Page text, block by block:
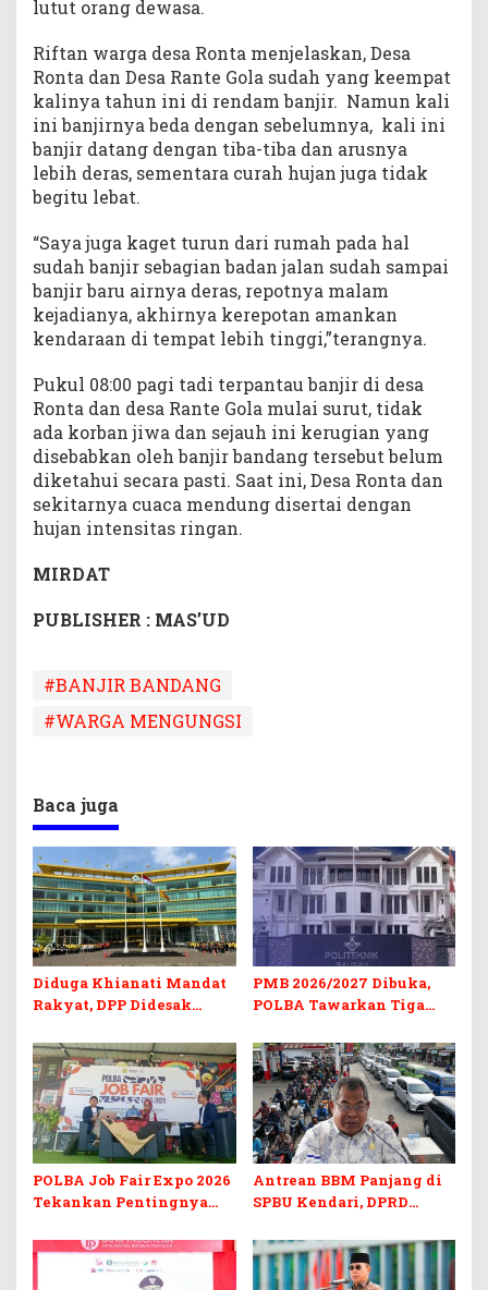
lutut orang dewasa.
Riftan warga desa Ronta menjelaskan, Desa
Ronta dan Desa Rante Gola sudah yang keempat
kalinya tahun ini di rendam banjir. Namun kali
ini banjirnya beda dengan sebelumnya, kali ini
banjir datang dengan tiba-tiba dan arusnya
lebih deras, sementara curah hujan juga tidak
begitu lebat.
“Saya juga kaget turun dari rumah pada hal
sudah banjir sebagian badan jalan sudah sampai
banjir baru airnya deras, repotnya malam
kejadianya, akhirnya kerepotan amankan
kendaraan di tempat lebih tinggi,”terangnya.
Pukul 08:00 pagi tadi terpantau banjir di desa
Ronta dan desa Rante Gola mulai surut, tidak
ada korban jiwa dan sejauh ini kerugian yang
disebabkan oleh banjir bandang tersebut belum
diketahui secara pasti. Saat ini, Desa Ronta dan
sekitarnya cuaca mendung disertai dengan
hujan intensitas ringan.
MIRDAT
PUBLISHER : MAS’UD
#BANJIR BANDANG
#WARGA MENGUNGSI
Baca juga
Diduga Khianati Mandat
Rakyat, DPP Didesak
Morowali
PMB 2026/2027 Dibuka,
POLBA Tawarkan Tiga
Kuliah Gratis
POLBA Job Fair Expo 2026
Tekankan Pentingnya
Digital
Antrean BBM Panjang di
SPBU Kendari, DPRD
Barcode Curang